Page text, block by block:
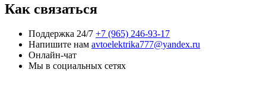
Как связаться
Поддержка 24/7 +7 (965) 246-93-17
Напишите нам avtoelektrika777@yandex.ru
Онлайн-чат
Мы в социальных сетях